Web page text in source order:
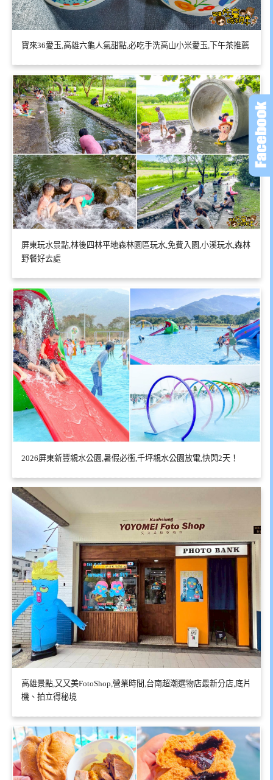
寶來36愛玉,高雄六龜人氣甜點,必吃手洗高山小米愛玉,下午茶推薦
屏東玩水景點,林後四林平地森林園區玩水,免費入園,小溪玩水,森林
野餐好去處
2026屏東新豐親水公園,暑假必衝,千坪親水公園放電,快閃2天！
高雄景點,又又美FotoShop,營業時間,台南超潮選物店最新分店,底片
機、拍立得秘境